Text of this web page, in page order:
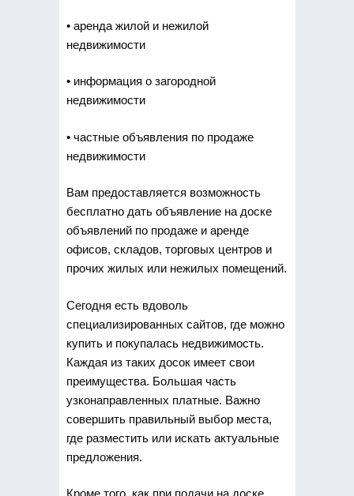
• аренда жилой и нежилой
недвижимости
• информация о загородной
недвижимости
• частные объявления по продаже
недвижимости
Вам предоставляется возможность
бесплатно дать объявление на доске
объявлений по продаже и аренде
офисов, складов, торговых центров и
прочих жилых или нежилых помещений.
Сегодня есть вдоволь
специализированных сайтов, где можно
купить и покупалась недвижимость.
Каждая из таких досок имеет свои
преимущества. Большая часть
узконаправленных платные. Важно
совершить правильный выбор места,
где разместить или искать актуальные
предложения.